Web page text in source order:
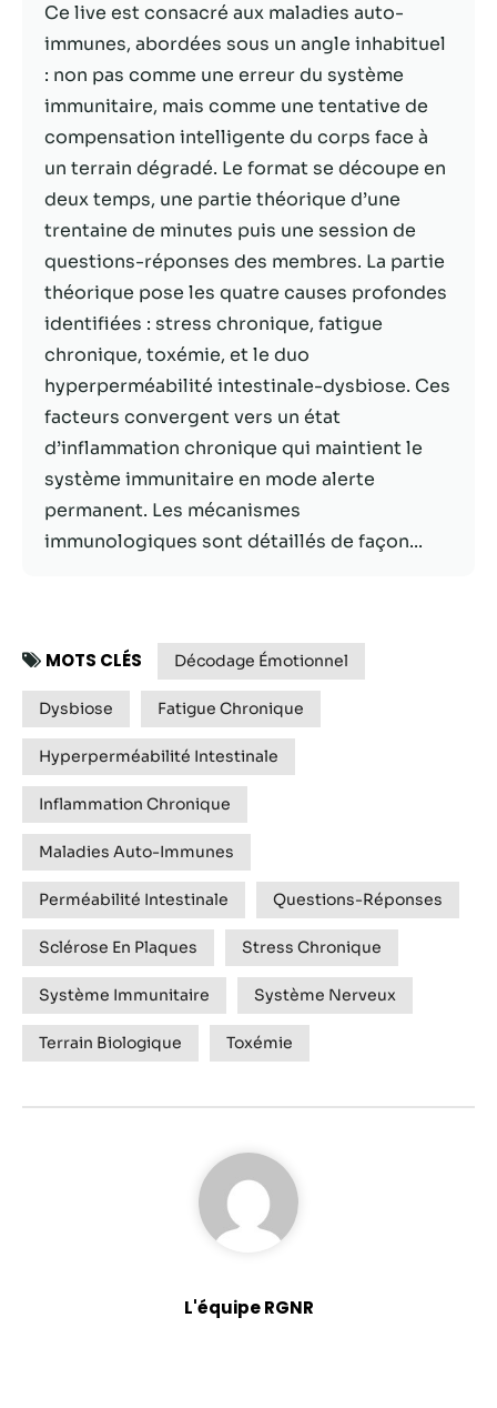
Ce live est consacré aux maladies auto-
immunes, abordées sous un angle inhabituel
: non pas comme une erreur du système
immunitaire, mais comme une tentative de
compensation intelligente du corps face à
un terrain dégradé. Le format se découpe en
deux temps, une partie théorique d’une
trentaine de minutes puis une session de
questions-réponses des membres. La partie
théorique pose les quatre causes profondes
identifiées : stress chronique, fatigue
chronique, toxémie, et le duo
hyperperméabilité intestinale-dysbiose. Ces
facteurs convergent vers un état
d’inflammation chronique qui maintient le
système immunitaire en mode alerte
permanent. Les mécanismes
immunologiques sont détaillés de façon...
MOTS CLÉS Décodage Émotionnel
Dysbiose Fatigue Chronique
Hyperperméabilité Intestinale
Inflammation Chronique
Maladies Auto-Immunes
Perméabilité Intestinale Questions-Réponses
Sclérose En Plaques Stress Chronique
Système Immunitaire Système Nerveux
Terrain Biologique Toxémie
L'équipe RGNR
puissions
améliorer la
fonctionnalité
et la structure
du site Web,
en fonction
de la façon
dont le site
Web est
Experience
Afin que notre
site Web
fonctionne
aussi bien que
possible lors
de votre visite.
Si vous refusez
ces cookies,
certaines
fonctionnalités
disparaîtront
Marketing
En partageant
votre intérêt et
votre
lorsque vous
voir du
contenu et des
offres
personnalisés.